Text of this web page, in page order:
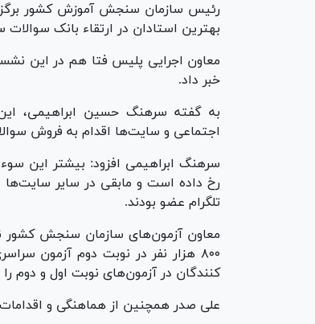
رئیس سازمان سنجش آموزش کشور
بهترین استادان در ارتقاء بانک
خبر داد.
به گفته سرهنگ حسین ابراهیمی،
اجتماعی و سایت‌ها اقدام به فروش
تلگرام عضو بودند.
کنندگان در آزمون‌های نوبت اول و دوم
علی صدر همچنین از هماهنگی و اقدامات لازم